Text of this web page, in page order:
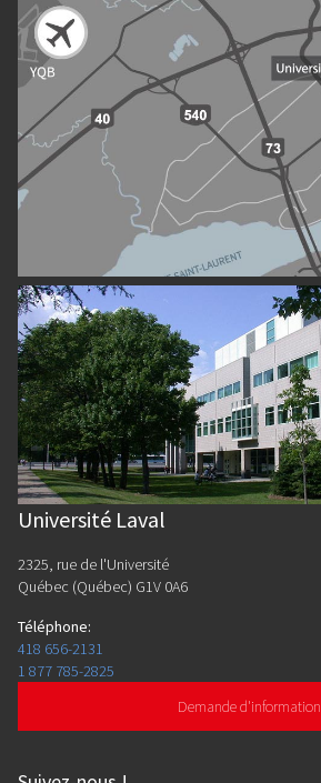
Université Laval
2325, rue de l'Université
Québec (Québec) G1V 0A6
Téléphone:
418 656-2131
1 877 785-2825
Demande d'information